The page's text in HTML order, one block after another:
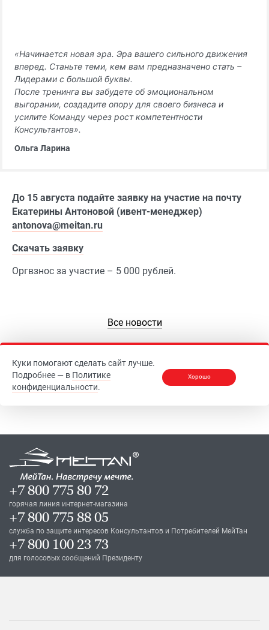
«Начинается новая эра. Эра вашего сильного движения
вперед. Станьте теми, кем вам предназначено стать –
Лидерами с большой буквы.
После тренинга вы забудете об эмоциональном
выгорании, создадите опору для своего бизнеса и
усилите Команду через рост компетентности
Консультантов».
Ольга Ларина
До 15 августа подайте заявку на участие на почту
Екатерины Антоновой (ивент-менеджер)
antonova@meitan.ru
Скачать заявку
Оргвзнос за участие – 5 000 рублей.
Все новости
+7 800 775 80 72
горячая линия интернет-магазина
+7 800 775 88 05
служба по защите интересов Консультантов и Потребителей МейТан
+7 800 100 23 73
для голосовых сообщений Президенту
Куки помогают сделать сайт лучше.
Подробнее — в Политике
конфиденциальности.
Хорошо